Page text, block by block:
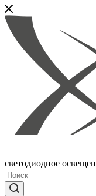
светодиодное